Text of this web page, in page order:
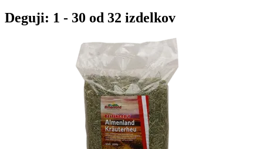
Deguji: 1 - 30 od 32 izdelkov